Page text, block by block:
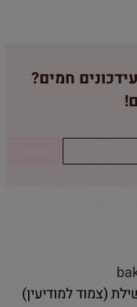
חמים?
(צמוד למודיעין)